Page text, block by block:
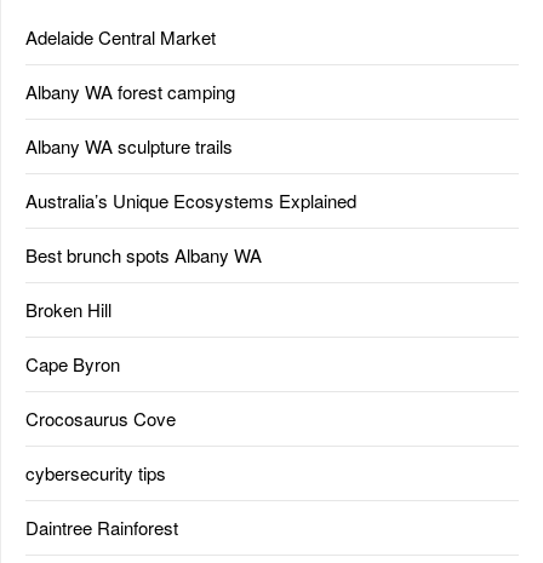
Adelaide Central Market
Albany WA forest camping
Albany WA sculpture trails
Australia’s Unique Ecosystems Explained
Best brunch spots Albany WA
Broken Hill
Cape Byron
Crocosaurus Cove
cybersecurity tips
Daintree Rainforest